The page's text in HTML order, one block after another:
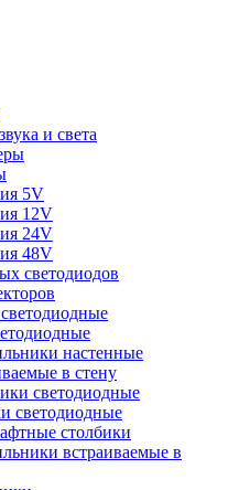
и света
5V
12V
24V
48V
светодиодов
настенные
в стену
светодиодные
столбики
встраиваемые в